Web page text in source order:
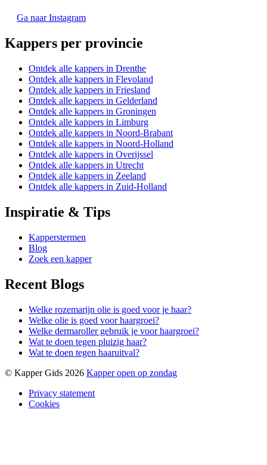
Ga naar Instagram
Kappers per provincie
Ontdek alle kappers in Drenthe
Ontdek alle kappers in Flevoland
Ontdek alle kappers in Friesland
Ontdek alle kappers in Gelderland
Ontdek alle kappers in Groningen
Ontdek alle kappers in Limburg
Ontdek alle kappers in Noord-Brabant
Ontdek alle kappers in Noord-Holland
Ontdek alle kappers in Overijssel
Ontdek alle kappers in Utrecht
Ontdek alle kappers in Zeeland
Ontdek alle kappers in Zuid-Holland
Inspiratie & Tips
Kapperstermen
Blog
Zoek een kapper
Recent Blogs
Welke rozemarijn olie is goed voor je haar?
Welke olie is goed voor haargroei?
Welke dermaroller gebruik je voor haargroei?
Wat te doen tegen pluizig haar?
Wat te doen tegen haaruitval?
© Kapper Gids 2026 Kapper open op zondag
Privacy statement
Cookies